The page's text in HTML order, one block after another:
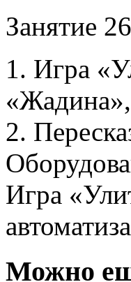
Занятие 26
1. Игра
2.
Игра
Можно